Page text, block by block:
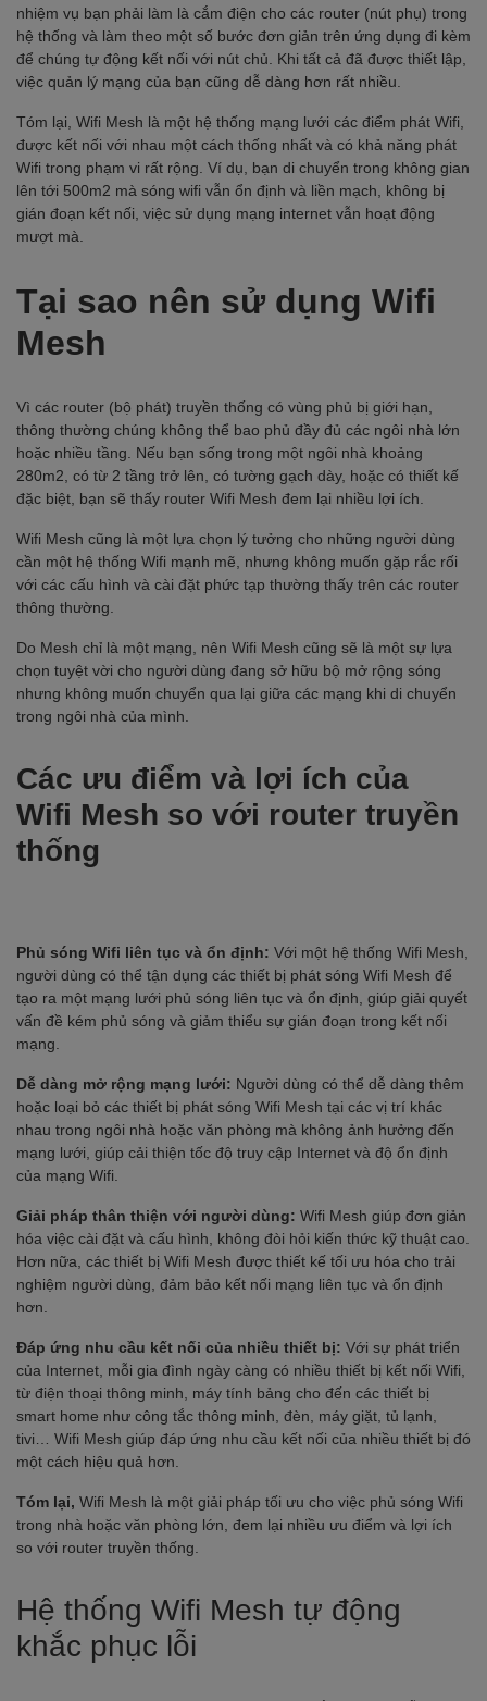
nhiệm vụ bạn phải làm là cắm điện cho các router (nút phụ) trong
hệ thống và làm theo một số bước đơn giản trên ứng dụng đi kèm
để chúng tự động kết nối với nút chủ. Khi tất cả đã được thiết lập,
việc quản lý mạng của bạn cũng dễ dàng hơn rất nhiều.
Tóm lại, Wifi Mesh là một hệ thống mạng lưới các điểm phát Wifi,
được kết nối với nhau một cách thống nhất và có khả năng phát
Wifi trong phạm vi rất rộng. Ví dụ, bạn di chuyển trong không gian
lên tới 500m2 mà sóng wifi vẫn ổn định và liền mạch, không bị
gián đoạn kết nối, việc sử dụng mạng internet vẫn hoạt động
mượt mà.
Tại sao nên sử dụng Wifi
Mesh
Vì các router (bộ phát) truyền thống có vùng phủ bị giới hạn,
thông thường chúng không thể bao phủ đầy đủ các ngôi nhà lớn
hoặc nhiều tầng. Nếu bạn sống trong một ngôi nhà khoảng
280m2, có từ 2 tầng trở lên, có tường gạch dày, hoặc có thiết kế
đặc biệt, bạn sẽ thấy router Wifi Mesh đem lại nhiều lợi ích.
Wifi Mesh cũng là một lựa chọn lý tưởng cho những người dùng
cần một hệ thống Wifi mạnh mẽ, nhưng không muốn gặp rắc rối
với các cấu hình và cài đặt phức tạp thường thấy trên các router
thông thường.
Do Mesh chỉ là một mạng, nên Wifi Mesh cũng sẽ là một sự lựa
chọn tuyệt vời cho người dùng đang sở hữu bộ mở rộng sóng
nhưng không muốn chuyển qua lại giữa các mạng khi di chuyển
trong ngôi nhà của mình.
Các ưu điểm và lợi ích của
Wifi Mesh so với router truyền
thống
Phủ sóng Wifi liên tục và ổn định: Với một hệ thống Wifi Mesh,
người dùng có thể tận dụng các thiết bị phát sóng Wifi Mesh để
tạo ra một mạng lưới phủ sóng liên tục và ổn định, giúp giải quyết
vấn đề kém phủ sóng và giảm thiểu sự gián đoạn trong kết nối
mạng.
Dễ dàng mở rộng mạng lưới: Người dùng có thể dễ dàng thêm
hoặc loại bỏ các thiết bị phát sóng Wifi Mesh tại các vị trí khác
nhau trong ngôi nhà hoặc văn phòng mà không ảnh hưởng đến
mạng lưới, giúp cải thiện tốc độ truy cập Internet và độ ổn định
của mạng Wifi.
Giải pháp thân thiện với người dùng: Wifi Mesh giúp đơn giản
hóa việc cài đặt và cấu hình, không đòi hỏi kiến thức kỹ thuật cao.
Hơn nữa, các thiết bị Wifi Mesh được thiết kế tối ưu hóa cho trải
nghiệm người dùng, đảm bảo kết nối mạng liên tục và ổn định
hơn.
Đáp ứng nhu cầu kết nối của nhiều thiết bị: Với sự phát triển
của Internet, mỗi gia đình ngày càng có nhiều thiết bị kết nối Wifi,
từ điện thoại thông minh, máy tính bảng cho đến các thiết bị
smart home như công tắc thông minh, đèn, máy giặt, tủ lạnh,
tivi… Wifi Mesh giúp đáp ứng nhu cầu kết nối của nhiều thiết bị đó
một cách hiệu quả hơn.
Tóm lại, Wifi Mesh là một giải pháp tối ưu cho việc phủ sóng Wifi
trong nhà hoặc văn phòng lớn, đem lại nhiều ưu điểm và lợi ích
so với router truyền thống.
Hệ thống Wifi Mesh tự động
khắc phục lỗi